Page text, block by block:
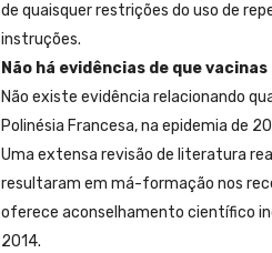
de quaisquer restrições do uso de
instruções.
Não há evidências de que
Não existe evidência relacionando
Polinésia Francesa, na epidemia de
Uma extensa revisão de literatura
resultaram em má-formação nos
oferece aconselhamento científico
2014.